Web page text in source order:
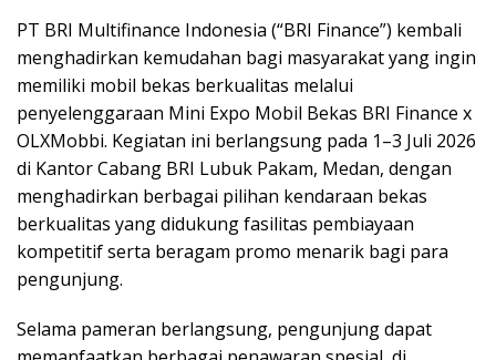
PT BRI Multifinance Indonesia (“BRI Finance”) kembali
menghadirkan kemudahan bagi masyarakat yang ingin
memiliki mobil bekas berkualitas melalui
penyelenggaraan Mini Expo Mobil Bekas BRI Finance x
OLXMobbi. Kegiatan ini berlangsung pada 1–3 Juli 2026
di Kantor Cabang BRI Lubuk Pakam, Medan, dengan
menghadirkan berbagai pilihan kendaraan bekas
berkualitas yang didukung fasilitas pembiayaan
kompetitif serta beragam promo menarik bagi para
pengunjung.
Selama pameran berlangsung, pengunjung dapat